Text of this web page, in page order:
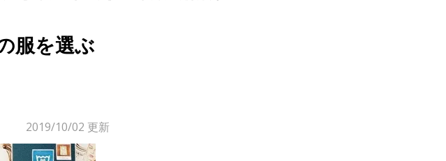
服を選ぶ
2019/10/02 更新